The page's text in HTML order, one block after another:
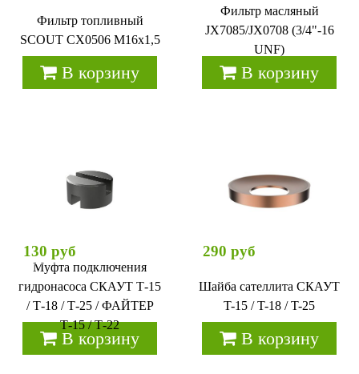
Фильтр топливный
SCOUT CX0506 М16х1,5
В корзину
Фильтр масляный
JX7085/JX0708 (3/4"-16
UNF)
В корзину
130 руб
Муфта подключения
гидронасоса СКАУТ Т-15
/ Т-18 / Т-25 / ФАЙТЕР
Т-15 / Т-22
В корзину
290 руб
Шайба сателлита СКАУТ
T-15 / T-18 / T-25
В корзину